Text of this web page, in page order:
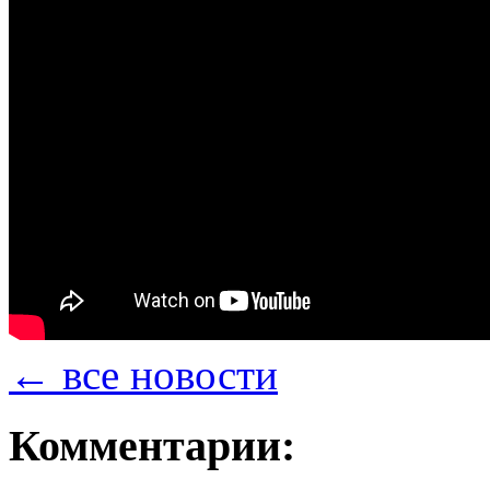
← все новости
Комментарии: